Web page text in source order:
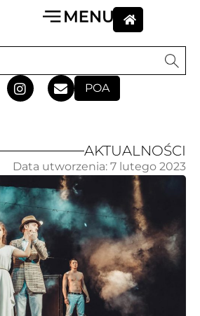
POA
AKTUALNOŚCI
Data utworzenia: 7 lutego 2023